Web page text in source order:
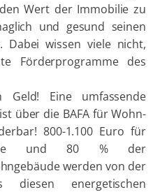
Wert der Immobilie zu
und gesund seinen
Dabei wissen viele nicht,
Förderprogramme des
Geld! Eine umfassende
über die BAFA für Wohn-
800-1.100 Euro für
und 80 % der
werden von der
diesen energetischen